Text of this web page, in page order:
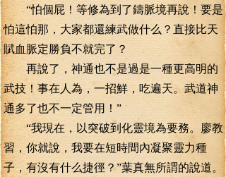
“怕個屁！等修為到了鑄脈境再說！要是
怕這怕那，大家都還練武做什么？直接比天
賦血脈定勝負不就完了？
再說了，神通也不是過是一種更高明的
武技！事在人為，一招鮮，吃遍天。武道神
通多了也不一定管用！”
“我現在，以突破到化靈境為要務。廖教
習，你就說，我要在短時間內凝聚靈力種
子，有沒有什么捷徑？”葉真無所謂的說道。